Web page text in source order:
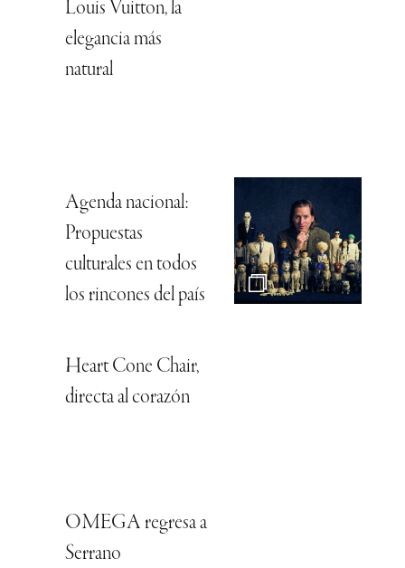
Louis Vuitton, la
elegancia más
natural
Agenda nacional:
Propuestas
culturales en todos
los rincones del país
Heart Cone Chair,
directa al corazón
OMEGA regresa a
Serrano